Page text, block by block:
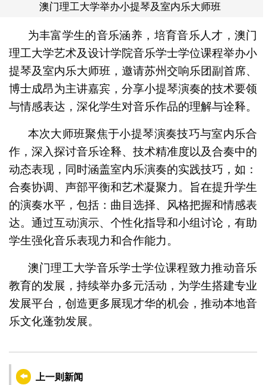
澳门理工大学举办小提琴及室内乐大师班
为丰富学生的音乐涵养，培育音乐人才，澳门
理工大学艺术及设计学院音乐学士学位课程举办小
提琴及室内乐大师班，邀请苏州交响乐团副首席、
博士成昂为主讲嘉宾，分享小提琴演奏的技术要领
与情感表达，深化学生对音乐作品的理解与诠释。
本次大师班聚焦于小提琴演奏技巧与室内乐合
作，深入探讨音乐诠释、技术精准度以及合奏中的
动态表现，同时涵盖室内乐演奏的实践技巧，如：
合奏协调、声部平衡和艺术凝聚力。旨在提升学生
的演奏水平，包括：曲目选择、风格把握和情感表
达。通过互动演示、个性化指导和小组讨论，有助
学生强化音乐表现力和合作能力。
澳门理工大学音乐学士学位课程致力推动音乐
教育的发展，持续举办多元活动，为学生搭建专业
发展平台，创造更多展现才华的机会，推动本地音
乐文化蓬勃发展。
上一则新闻